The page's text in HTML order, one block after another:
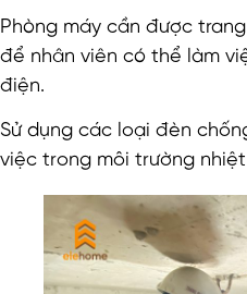
Phòng máy cần được
để nhân viên có thể làm
điện.
Sử dụng các loại đèn
việc trong môi trường